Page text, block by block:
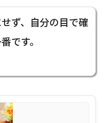
ず、自分の目で確
です。